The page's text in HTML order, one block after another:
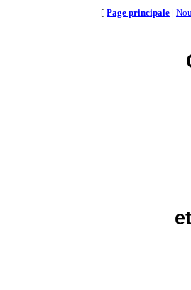
[ Page principale |